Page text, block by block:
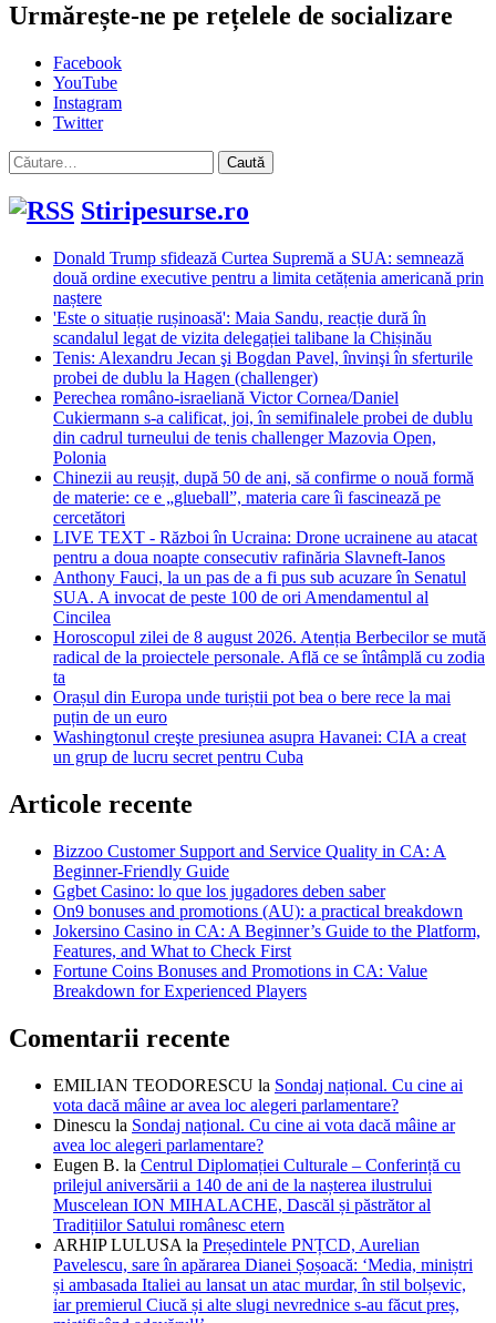
Urmărește-ne pe rețelele de socializare
Facebook
YouTube
Instagram
Twitter
Caută
după:
Stiripesurse.ro
Donald Trump sfidează Curtea Supremă a SUA: semnează
două ordine executive pentru a limita cetățenia americană prin
naștere
'Este o situație rușinoasă': Maia Sandu, reacție dură în
scandalul legat de vizita delegației talibane la Chișinău
Tenis: Alexandru Jecan şi Bogdan Pavel, învinşi în sferturile
probei de dublu la Hagen (challenger)
Perechea româno-israeliană Victor Cornea/Daniel
Cukiermann s-a calificat, joi, în semifinalele probei de dublu
din cadrul turneului de tenis challenger Mazovia Open,
Polonia
Chinezii au reușit, după 50 de ani, să confirme o nouă formă
de materie: ce e „glueball”, materia care îi fascinează pe
cercetători
LIVE TEXT - Război în Ucraina: Drone ucrainene au atacat
pentru a doua noapte consecutiv rafinăria Slavneft-Ianos
Anthony Fauci, la un pas de a fi pus sub acuzare în Senatul
SUA. A invocat de peste 100 de ori Amendamentul al
Cincilea
Horoscopul zilei de 8 august 2026. Atenția Berbecilor se mută
radical de la proiectele personale. Află ce se întâmplă cu zodia
ta
Orașul din Europa unde turiștii pot bea o bere rece la mai
puțin de un euro
Washingtonul creşte presiunea asupra Havanei: CIA a creat
un grup de lucru secret pentru Cuba
Articole recente
Bizzoo Customer Support and Service Quality in CA: A
Beginner-Friendly Guide
Ggbet Casino: lo que los jugadores deben saber
On9 bonuses and promotions (AU): a practical breakdown
Jokersino Casino in CA: A Beginner’s Guide to the Platform,
Features, and What to Check First
Fortune Coins Bonuses and Promotions in CA: Value
Breakdown for Experienced Players
Comentarii recente
EMILIAN TEODORESCU la Sondaj național. Cu cine ai
vota dacă mâine ar avea loc alegeri parlamentare?
Dinescu la Sondaj național. Cu cine ai vota dacă mâine ar
avea loc alegeri parlamentare?
Eugen B. la Centrul Diplomației Culturale – Conferință cu
prilejul aniversării a 140 de ani de la nașterea ilustrului
Muscelean ION MIHALACHE, Dascăl și păstrător al
Tradițiilor Satului românesc etern
ARHIP LULUSA la Președintele PNȚCD, Aurelian
Pavelescu, sare în apărarea Dianei Șoșoacă: ‘Media, miniștri
și ambasada Italiei au lansat un atac murdar, în stil bolșevic,
iar premierul Ciucă și alte slugi nevrednice s-au făcut preș,